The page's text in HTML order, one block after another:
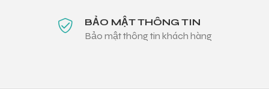
BẢO MẬT THÔNG TIN
Bảo mật thông tin khách hàng